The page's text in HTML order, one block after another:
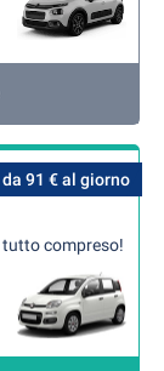
91 € al giorno
tutto compreso!